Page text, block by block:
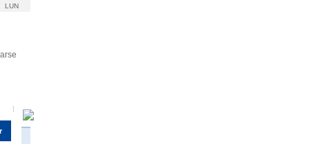
LUN